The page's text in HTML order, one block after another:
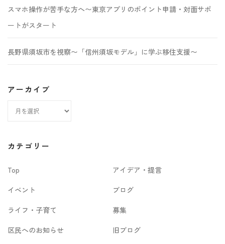
スマホ操作が苦手な方へ〜東京アプリのポイント申請・対面サポ
ートがスタート
長野県須坂市を視察〜「信州須坂モデル」に学ぶ移住支援〜
アーカイブ
ブ
カテゴリー
Top
アイデア・提言
イベント
ブログ
ライフ・子育て
募集
区民へのお知らせ
旧ブログ